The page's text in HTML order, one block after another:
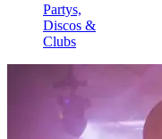
Partys,
Discos &
Clubs